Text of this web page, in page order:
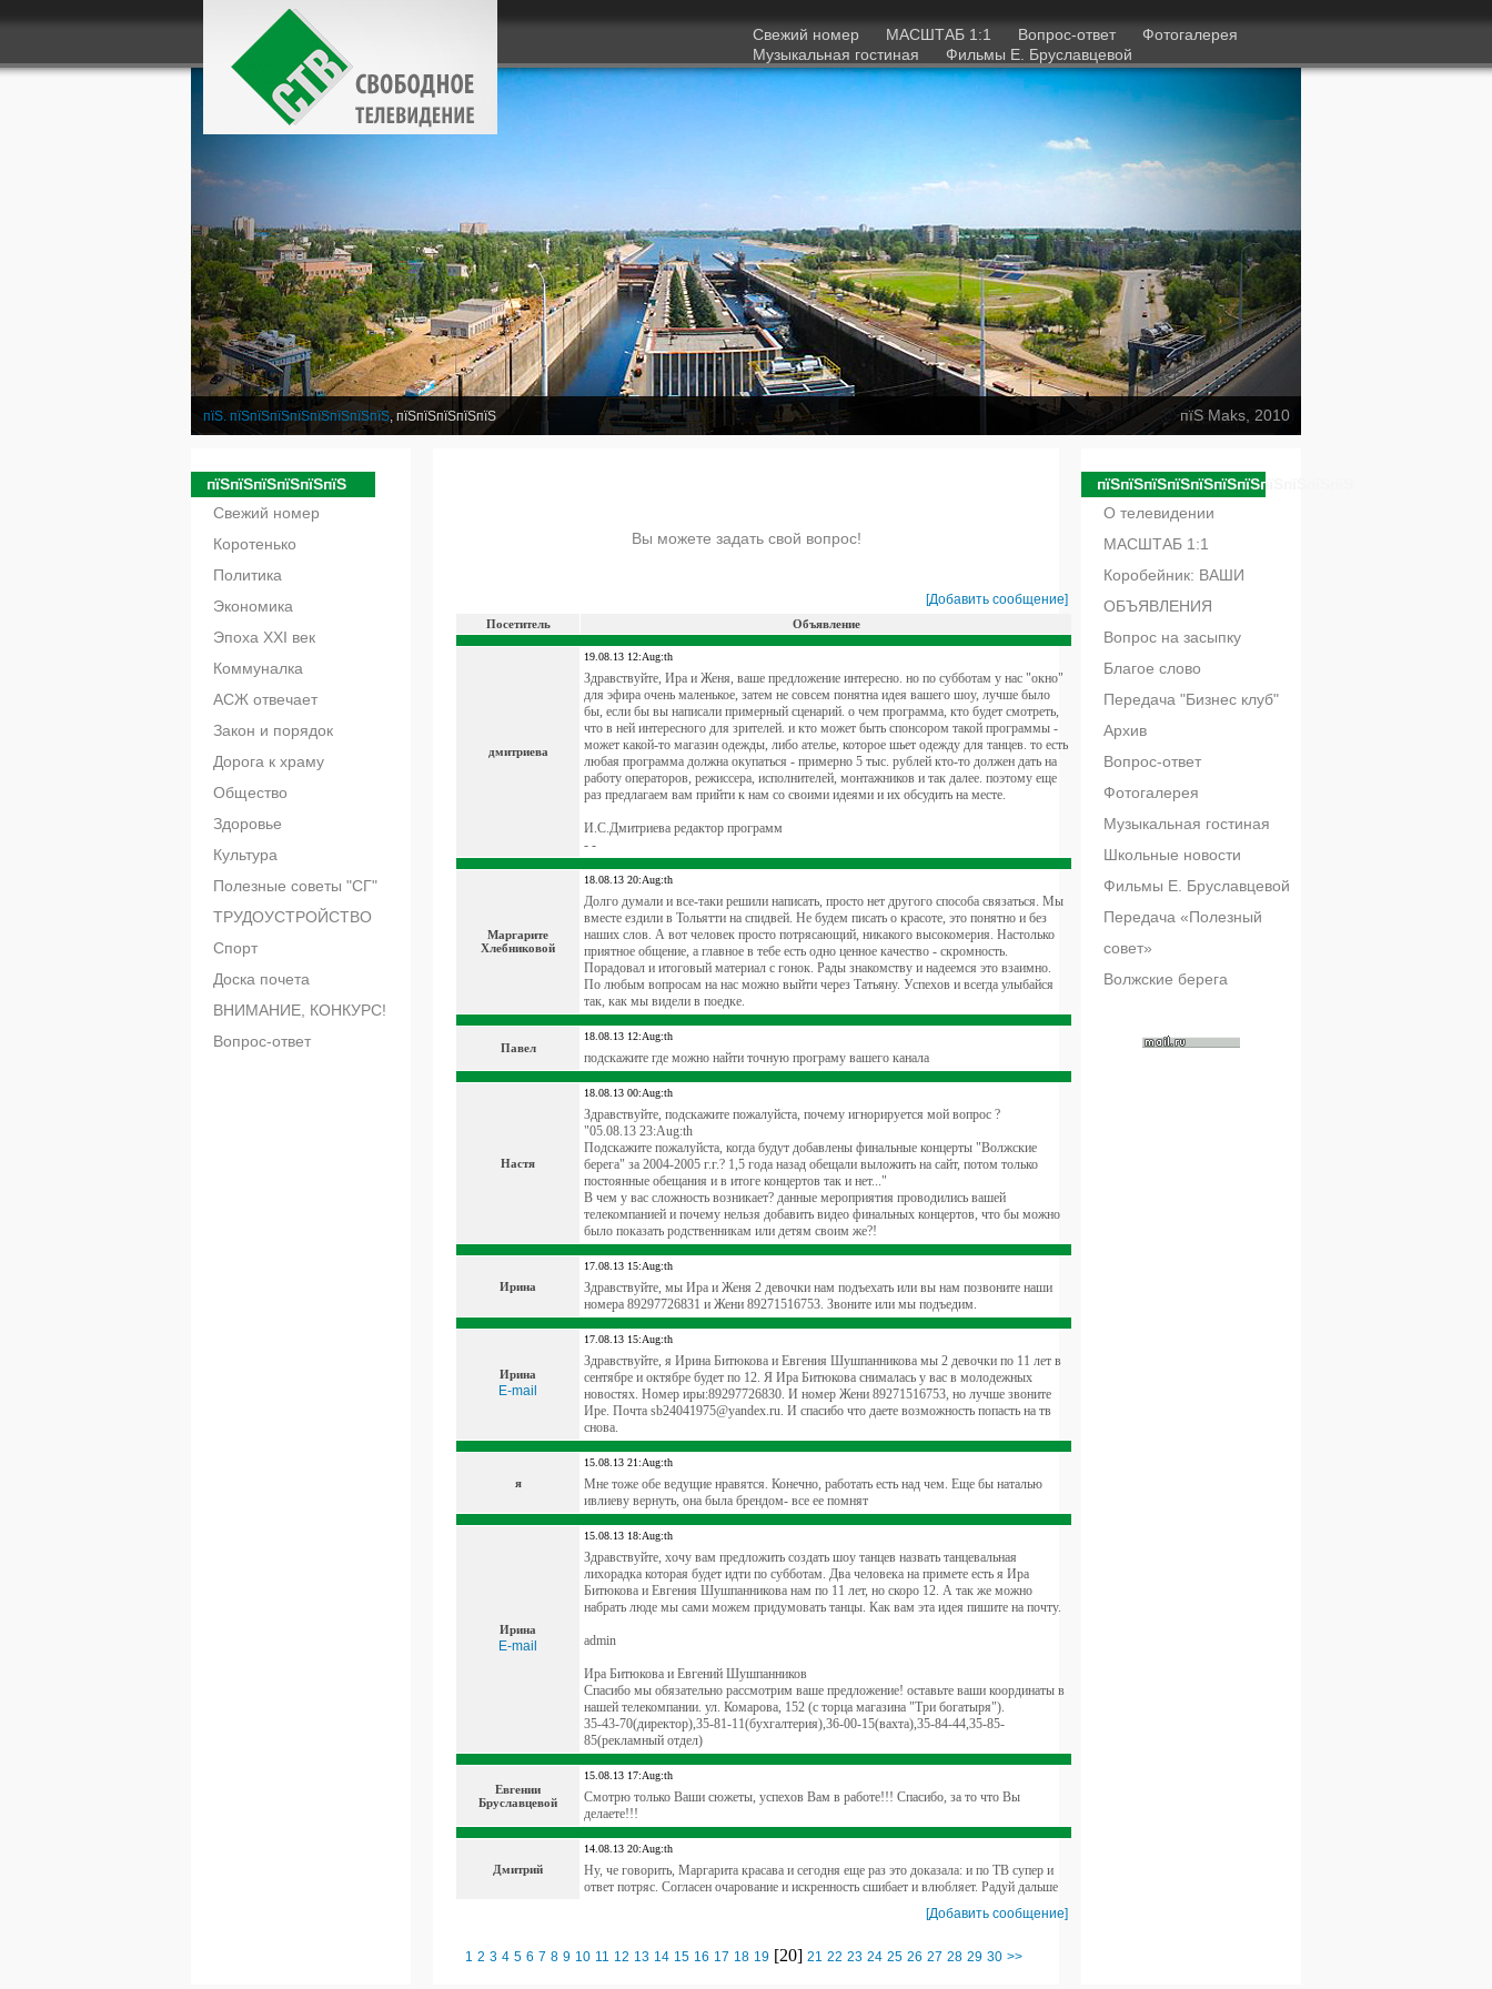
Свежий номер МАСШТАБ 1:1 Вопрос-ответ
Фотогалерея
Музыкальная гостиная
Фильмы Е. Бруславцевой
пїЅ. пїЅпїЅпїЅпїЅпїЅпїЅпїЅпїЅ, пїЅпїЅпїЅпїЅпїЅ пїЅ Maks, 2010
пїЅпїЅпїЅпїЅпїЅпїЅ
Свежий номер
Коротенько
Политика
Экономика
Эпоха XXI век
Коммуналка
АСЖ отвечает
Закон и порядок
Дорога к храму
Общество
Здоровье
Культура
Полезные советы "СГ"
ТРУДОУСТРОЙСТВО
Спорт
Доска почета
ВНИМАНИЕ, КОНКУРС!
Вопрос-ответ
Вы можете задать свой вопрос!
[Добавить сообщение]
Посетитель Объявление
дмитриева
19.08.13 12:Aug:th
Здравствуйте, Ира и Женя, ваше предложение интересно. но по субботам у нас "окно"
для эфира очень маленькое, затем не совсем понятна идея вашего шоу, лучше было
бы, если бы вы написали примерный сценарий. о чем программа, кто будет смотреть,
что в ней интересного для зрителей. и кто может быть спонсором такой программы -
может какой-то магазин одежды, либо ателье, которое шьет одежду для танцев. то есть
любая программа должна окупаться - примерно 5 тыс. рублей кто-то должен дать на
работу операторов, режиссера, исполнителей, монтажников и так далее. поэтому еще
раз предлагаем вам прийти к нам со своими идеями и их обсудить на месте.
И.С.Дмитриева редактор программ
- -
Маргарите
Хлебниковой
18.08.13 20:Aug:th
Долго думали и все-таки решили написать, просто нет другого способа связаться. Мы
вместе ездили в Тольятти на спидвей. Не будем писать о красоте, это понятно и без
наших слов. А вот человек просто потрясающий, никакого высокомерия. Настолько
приятное общение, а главное в тебе есть одно ценное качество - скромность.
Порадовал и итоговый материал с гонок. Рады знакомству и надеемся это взаимно.
По любым вопросам на нас можно выйти через Татьяну. Успехов и всегда улыбайся
так, как мы видели в поедке.
Павел
18.08.13 12:Aug:th
подскажите где можно найти точную програму вашего канала
Настя
18.08.13 00:Aug:th
Здравствуйте, подскажите пожалуйста, почему игнорируется мой вопрос ?
"05.08.13 23:Aug:th
Подскажите пожалуйста, когда будут добавлены финальные концерты "Волжские
берега" за 2004-2005 г.г.? 1,5 года назад обещали выложить на сайт, потом только
постоянные обещания и в итоге концертов так и нет..."
В чем у вас сложность возникает? данные мероприятия проводились вашей
телекомпанией и почему нельзя добавить видео финальных концертов, что бы можно
было показать родственникам или детям своим же?!
Ирина
17.08.13 15:Aug:th
Здравствуйте, мы Ира и Женя 2 девочки нам подъехать или вы нам позвоните наши
номера 89297726831 и Жени 89271516753. Звоните или мы подъедим.
Ирина
E-mail
17.08.13 15:Aug:th
Здравствуйте, я Ирина Битюкова и Евгения Шушпанникова мы 2 девочки по 11 лет в
сентябре и октябре будет по 12. Я Ира Битюкова снималась у вас в молодежных
новостях. Номер иры:89297726830. И номер Жени 89271516753, но лучше звоните
Ире. Почта sb24041975@yandex.ru. И спасибо что даете возможность попасть на тв
снова.
я
15.08.13 21:Aug:th
Мне тоже обе ведущие нравятся. Конечно, работать есть над чем. Еще бы наталью
ивлиеву вернуть, она была брендом- все ее помнят
Ирина
E-mail
15.08.13 18:Aug:th
Здравствуйте, хочу вам предложить создать шоу танцев назвать танцевальная
лихорадка которая будет идти по субботам. Два человека на примете есть я Ира
Битюкова и Евгения Шушпанникова нам по 11 лет, но скоро 12. А так же можно
набрать люде мы сами можем придумовать танцы. Как вам эта идея пишите на почту.
admin
Ира Битюкова и Евгений Шушпанников
Спасибо мы обязательно рассмотрим ваше предложение! оставьте ваши координаты в
нашей телекомпании. ул. Комарова, 152 (с торца магазина "Три богатыря").
35-43-70(директор),35-81-11(бухгалтерия),36-00-15(вахта),35-84-44,35-85-
85(рекламный отдел)
Евгении
Бруславцевой
15.08.13 17:Aug:th
Смотрю только Ваши сюжеты, успехов Вам в работе!!! Спасибо, за то что Вы
делаете!!!
Дмитрий
14.08.13 20:Aug:th
Ну, че говорить, Маргарита красава и сегодня еще раз это доказала: и по ТВ супер и
ответ потряс. Согласен очарование и искренность сшибает и влюбляет. Радуй дальше
[Добавить сообщение]
1 2 3 4 5 6 7 8 9 10 11 12 13 14 15 16 17 18 19 [20] 21 22 23 24 25 26 27 28 29 30 >>
пїЅпїЅпїЅпїЅпїЅпїЅпїЅпїЅпїЅпїЅпїЅ
О телевидении
МАСШТАБ 1:1
Коробейник: ВАШИ
ОБЪЯВЛЕНИЯ
Вопрос на засыпку
Благое слово
Передача "Бизнес клуб"
Архив
Вопрос-ответ
Фотогалерея
Музыкальная гостиная
Школьные новости
Фильмы Е. Бруславцевой
Передача «Полезный
совет»
Волжские берега